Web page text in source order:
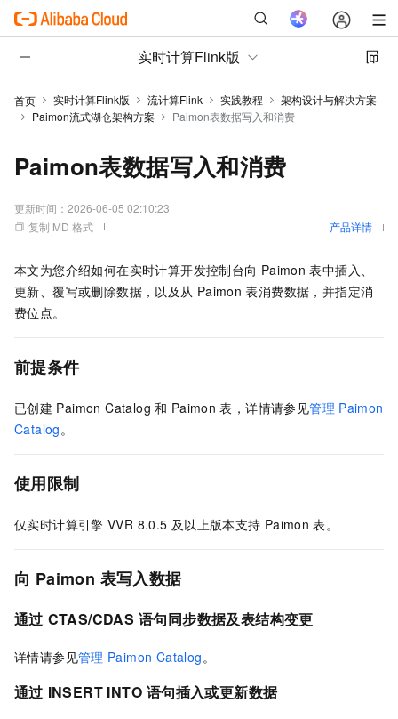
实时计算Flink版
首页 实时计算Flink版 流计算Flink 实践教程
架构设计与解决方案
Paimon流式湖仓架构方案
Paimon表数据写入和消费
Paimon表数据写入和消费
更新时间： 2026-06-05 02:10:23
复制 MD 格式
产品详情
本文为您介绍如何在实时计算开发控制台向 Paimon 表中插入、
更新、覆写或删除数据，以及从 Paimon 表消费数据，并指定消
费位点。
前提条件
已创建 Paimon Catalog 和 Paimon 表，详情请参见管理 Paimon
Catalog。
使用限制
仅实时计算引擎 VVR 8.0.5 及以上版本支持 Paimon 表。
向 Paimon 表写入数据
通过 CTAS/CDAS 语句同步数据及表结构变更
详情请参见管理 Paimon Catalog。
通过 INSERT INTO 语句插入或更新数据